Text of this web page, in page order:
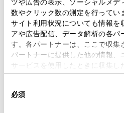
ツや広告の表示、ソーシャルメデ
数やクリック数の測定を行ってい
サイト利用状況についても情報を
アや広告配信、データ解析の各パ
す。各パートナーは、ここで収集
パートナーに提供した他の情報、
サービスを使用したときに収集し
使用することがあります。当ウェ
必須
0276-32-